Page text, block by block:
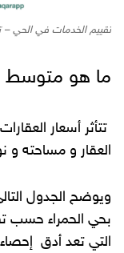
تقييم الخدمات في الحي –
ما هو متوسط
تتأثر أسعار
العقار و مساحته و
ويوضح الجدول
بحي الحمراء حسب
التي تعد أدق